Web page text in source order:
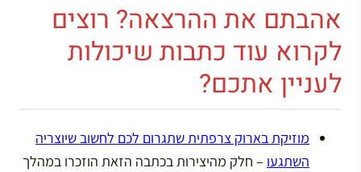
אהבתם את ההרצאה? רוצים
לקרוא עוד כתבות שיכולות
לעניין אתכם?
מוזיקת בארוק צרפתית שתגרום לכם לחשוב שיוצריה
השתגעו – חלק מהיצירות בכתבה הזאת הוזכרו במהלך